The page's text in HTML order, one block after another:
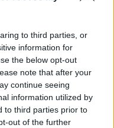
to third parties, or
information for
the below opt-out
note that after your
continue seeing
information utilized by
to third parties prior to
out of the further